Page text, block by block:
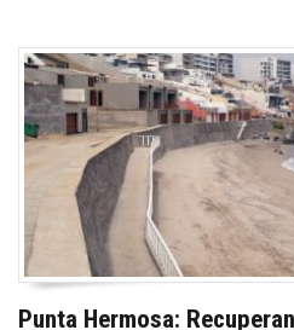
Punta Hermosa: